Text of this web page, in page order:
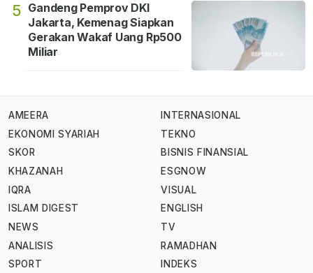
5 Gandeng Pemprov DKI
Jakarta, Kemenag Siapkan
Gerakan Wakaf Uang Rp500
Miliar
AMEERA
EKONOMI SYARIAH
SKOR
KHAZANAH
IQRA
ISLAM DIGEST
NEWS
ANALISIS
SPORT
INTERNASIONAL
TEKNO
BISNIS FINANSIAL
ESGNOW
VISUAL
ENGLISH
TV
RAMADHAN
INDEKS